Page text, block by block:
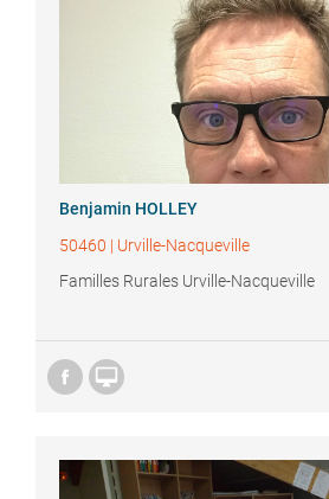
Benjamin HOLLEY
50460 | Urville-Nacqueville
Familles Rurales Urville-Nacqueville
